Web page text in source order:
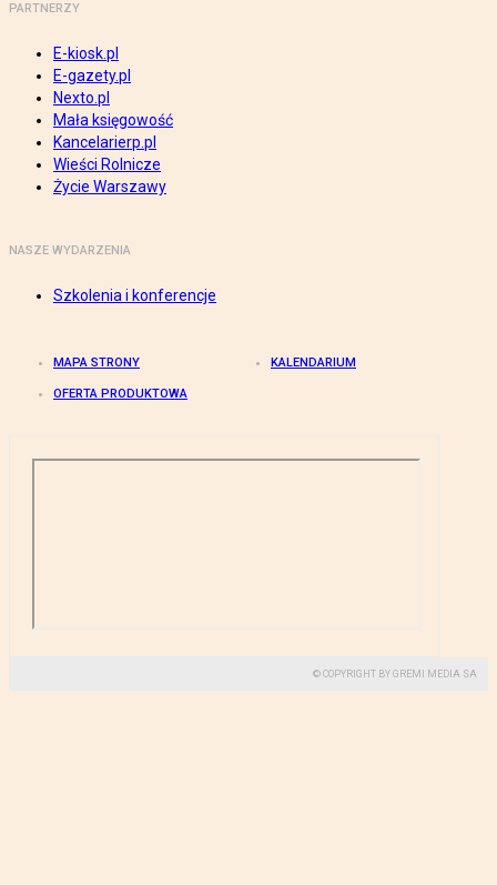
PARTNERZY
E-kiosk.pl
E-gazety.pl
Nexto.pl
Mała księgowość
Kancelarierp.pl
Wieści Rolnicze
Życie Warszawy
NASZE WYDARZENIA
Szkolenia i konferencje
MAPA STRONY KALENDARIUM
OFERTA PRODUKTOWA
© COPYRIGHT BY GREMI MEDIA SA